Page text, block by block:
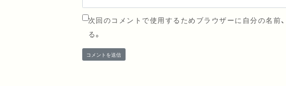
次回のコメントで使用するためブラウザーに自分の名前
る。